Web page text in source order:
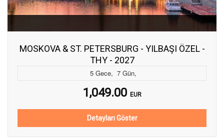
MOSKOVA & ST. PETERSBURG - YILBAŞI ÖZEL -
THY - 2027
5 Gece, 7 Gün,
1,049.00 EUR
Detayları Göster